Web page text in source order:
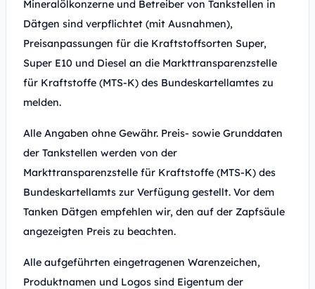
Mineralölkonzerne und Betreiber von Tankstellen in
Dätgen sind verpflichtet (mit Ausnahmen),
Preisanpassungen für die Kraftstoffsorten Super,
Super E10 und Diesel an die Markttransparenzstelle
für Kraftstoffe (MTS-K) des Bundeskartellamtes zu
melden.
Alle Angaben ohne Gewähr. Preis- sowie Grunddaten
der Tankstellen werden von der
Markttransparenzstelle für Kraftstoffe (MTS-K) des
Bundeskartellamts zur Verfügung gestellt. Vor dem
Tanken Dätgen empfehlen wir, den auf der Zapfsäule
angezeigten Preis zu beachten.
Alle aufgeführten eingetragenen Warenzeichen,
Produktnamen und Logos sind Eigentum der